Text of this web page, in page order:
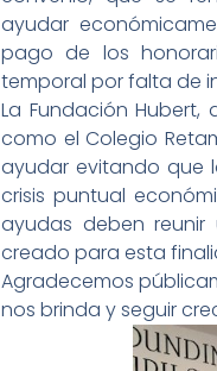
ayudar
pago de los
temporal por falta de
La Fundación
como el Colegio
ayudar evitando que
crisis puntual
ayudas deben
creado para esta
Agradecemos
nos brinda y seguir